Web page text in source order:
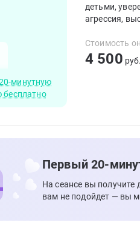
минутную
бесплатно
детьми,
агрессия,
Стоимость
4 500 руб.
Первый 20-
На сеансе вы получите
вам не подойдет — вы